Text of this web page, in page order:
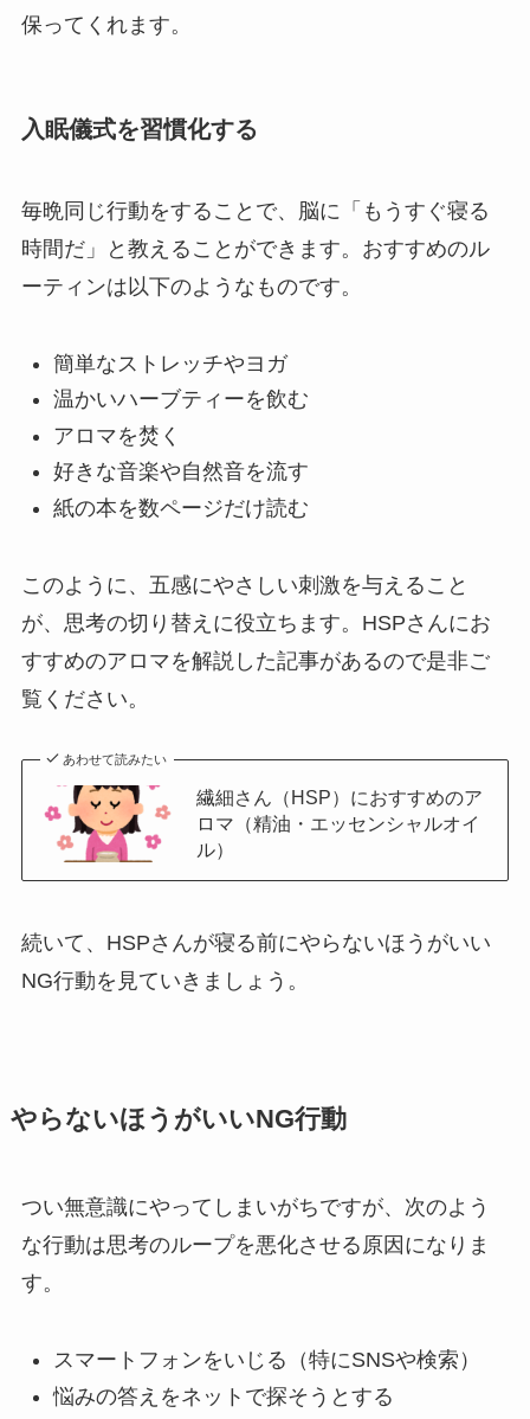
保ってくれます。
入眠儀式を習慣化する
毎晩同じ行動をすることで、脳に「もうすぐ寝る
時間だ」と教えることができます。おすすめのル
ーティンは以下のようなものです。
簡単なストレッチやヨガ
温かいハーブティーを飲む
アロマを焚く
好きな音楽や自然音を流す
紙の本を数ページだけ読む
このように、五感にやさしい刺激を与えること
が、思考の切り替えに役立ちます。HSPさんにお
すすめのアロマを解説した記事があるので是非ご
覧ください。
あわせて読みたい
繊細さん（HSP）におすすめのア
ロマ（精油・エッセンシャルオイ
ル）
続いて、HSPさんが寝る前にやらないほうがいい
NG行動を見ていきましょう。
やらないほうがいいNG行動
つい無意識にやってしまいがちですが、次のよう
な行動は思考のループを悪化させる原因になりま
す。
スマートフォンをいじる（特にSNSや検索）
悩みの答えをネットで探そうとする